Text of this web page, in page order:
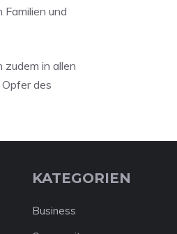
und
in allen
des
KATEGORIEN
Business